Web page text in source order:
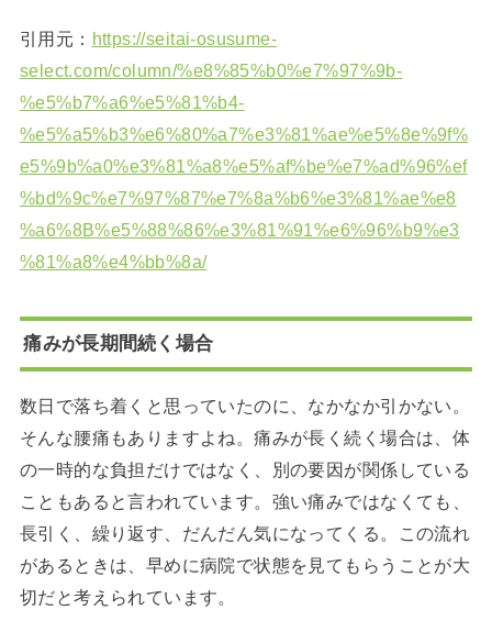
引用元： https://seitai-osusume-
select.com/column/%e8%85%b0%e7%97%9b-
%e5%b7%a6%e5%81%b4-
%e5%a5%b3%e6%80%a7%e3%81%ae%e5%8e%9f%
e5%9b%a0%e3%81%a8%e5%af%be%e7%ad%96%ef
%bd%9c%e7%97%87%e7%8a%b6%e3%81%ae%e8
%a6%8B%e5%88%86%e3%81%91%e6%96%b9%e3
%81%a8%e4%bb%8a/
痛みが長期間続く場合
数日で落ち着くと思っていたのに、なかなか引かない。
そんな腰痛もありますよね。痛みが長く続く場合は、体
の一時的な負担だけではなく、別の要因が関係している
こともあると言われています。強い痛みではなくても、
長引く、繰り返す、だんだん気になってくる。この流れ
があるときは、早めに病院で状態を見てもらうことが大
切だと考えられています。